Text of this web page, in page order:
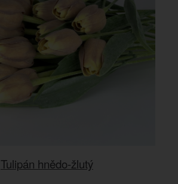
Tulipán hnědo-žlutý